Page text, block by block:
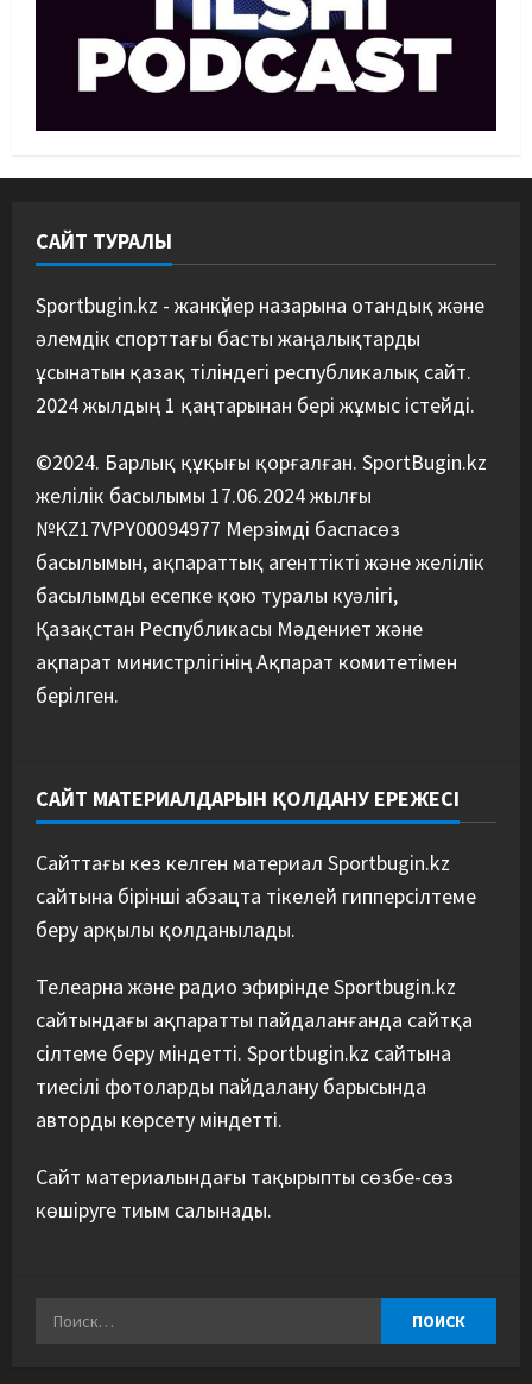
3
алғашқы трофейін жеңіп алды
09/08/2026
Қазақстандық MMA жауынгері
5
отырмыз”: Қырғызбаев
мәлімдеме жасады
САЙТ ТУРАЛЫ
Sportbugin.kz - жанкүйер назарына отандық және
әлемдік спорттағы басты жаңалықтарды
ұсынатын қазақ тіліндегі республикалық сайт.
2024 жылдың 1 қаңтарынан бері жұмыс істейді.
©2024. Барлық құқығы қорғалған. SportBugin.kz
желілік басылымы 17.06.2024 жылғы
№KZ17VPY00094977 Мерзімді баспасөз
басылымын, ақпараттық агенттікті және желілік
басылымды есепке қою туралы куәлігі,
Қазақстан Республикасы Мәдениет және
ақпарат министрлігінің Ақпарат комитетімен
берілген.
САЙТ МАТЕРИАЛДАРЫН ҚОЛДАНУ ЕРЕЖЕСІ
Сайттағы кез келген материал Sportbugin.kz
сайтына бірінші абзацта тікелей гипперсілтеме
беру арқылы қолданылады.
Телеарна және радио эфирінде Sportbugin.kz
сайтындағы ақпаратты пайдаланғанда сайтқа
сілтеме беру міндетті. Sportbugin.kz сайтына
тиесілі фотоларды пайдалану барысында
авторды көрсету міндетті.
Сайт материалындағы тақырыпты сөзбе-сөз
көшіруге тиым салынады.